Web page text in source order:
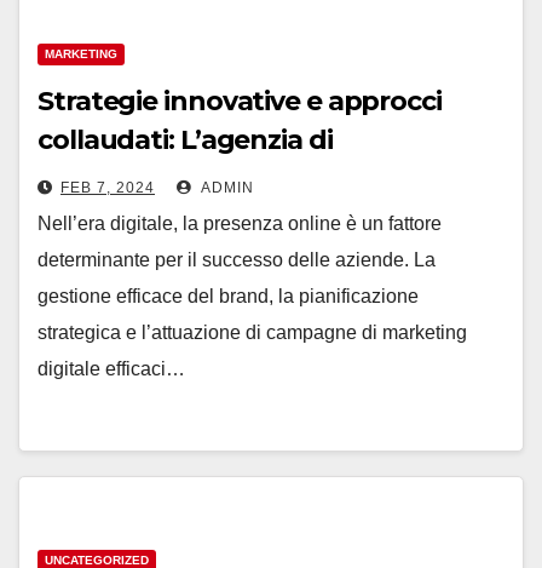
MARKETING
Strategie innovative e approcci
collaudati: L’agenzia di
comunicazione di Vicenza che
garantisce il tuo successo online
FEB 7, 2024 ADMIN
Nell’era digitale, la presenza online è un fattore
determinante per il successo delle aziende. La
gestione efficace del brand, la pianificazione
strategica e l’attuazione di campagne di marketing
digitale efficaci…
UNCATEGORIZED